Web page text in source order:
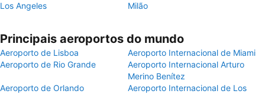
Los Angeles
Milão
Principais aeroportos do mundo
Aeroporto de Lisboa
Aeroporto Internacional de Miami
Aeroporto de Rio Grande
Aeroporto Internacional Arturo
Merino Benítez
Aeroporto de Orlando
Aeroporto Internacional de Los